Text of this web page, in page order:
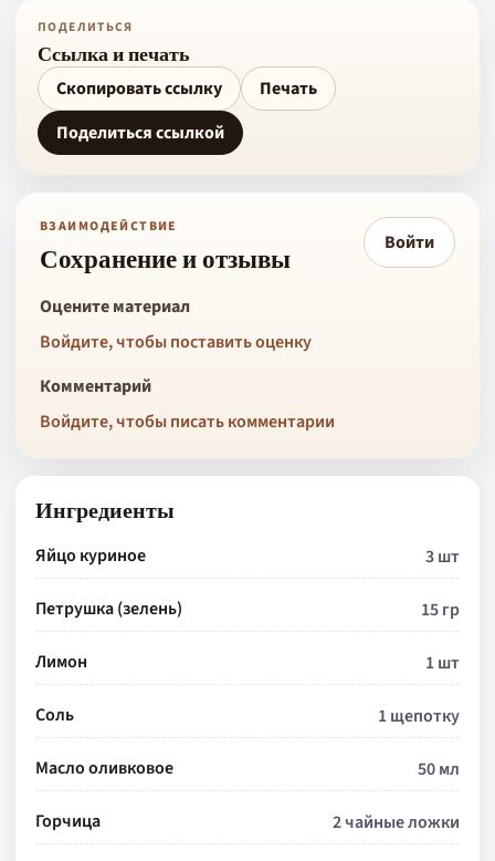
ПОДЕЛИТЬСЯ
Ссылка и печать
Скопировать ссылку
Печать
Поделиться ссылкой
ВЗАИМОДЕЙСТВИЕ
Сохранение и отзывы Войти
Оцените материал
Войдите, чтобы поставить оценку
Комментарий
Войдите, чтобы писать комментарии
Ингредиенты
Яйцо куриное 3 шт
Петрушка (зелень) 15 гр
Лимон 1 шт
Соль 1 щепотку
Масло оливковое 50 мл
Горчица 2 чайные ложки